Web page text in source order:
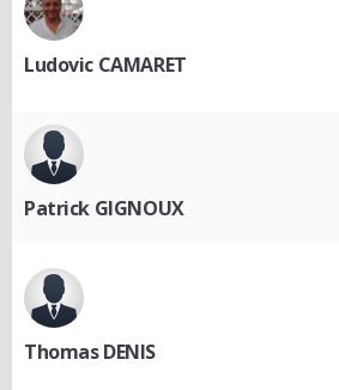
Ludovic CAMARET
Patrick GIGNOUX
Thomas DENIS